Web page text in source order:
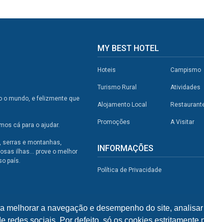
a navegação e desempenho do site,
sociais. Por defeito, só os cookies estritamente
o mundo, e felizmente que
cá para o ajudar.
serras e montanhas,
ilhas... prove o melhor
país.
MY BEST HOTEL
Hoteis
Turismo Rural
Alojamento Local
Promoções
Campismo
Atividades
A Visitar
INFORMAÇÕES
Política de Privacidade